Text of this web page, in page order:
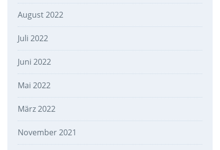
August 2022
Juli 2022
Juni 2022
Mai 2022
März 2022
November 2021